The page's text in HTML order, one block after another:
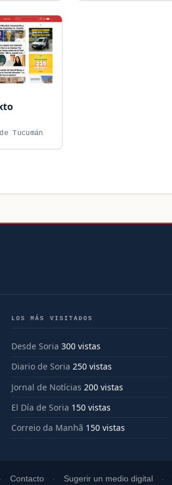
Tucumán
LOS MÁS VISITADOS
Desde Soria 300 vistas
Diario de Soria 250 vistas
Jornal de Notícias 200 vistas
El Día de Soria 150 vistas
Correio da Manhã 150 vistas
Contacto Sugerir un medio digital